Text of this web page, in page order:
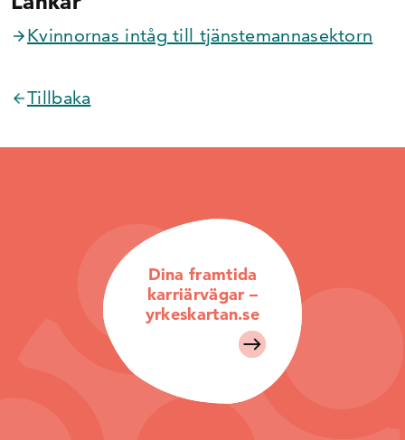
Kvinnornas intåg till tjänstemannasektorn
Tillbaka
Dina framtida
karriärvägar –
yrkeskartan.se